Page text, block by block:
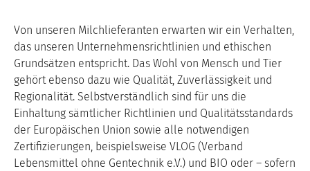
Von unseren Milchlieferanten erwarten wir ein Verhalten,
das unseren Unternehmensrichtlinien und ethischen
Grundsätzen entspricht. Das Wohl von Mensch und Tier
gehört ebenso dazu wie Qualität, Zuverlässigkeit und
Regionalität. Selbstverständlich sind für uns die
Einhaltung sämtlicher Richtlinien und Qualitätsstandards
der Europäischen Union sowie alle notwendigen
Zertifizierungen, beispielsweise VLOG (Verband
Lebensmittel ohne Gentechnik e.V.) und BIO oder – sofern